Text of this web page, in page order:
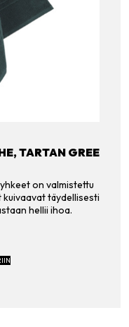
TARTAN GREE
on valmistettu
kuivaavat täydellisesti
hellii ihoa.